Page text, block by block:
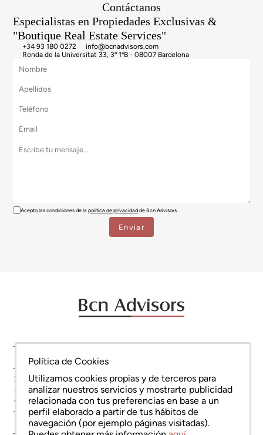
Contáctanos
Especialistas en Propiedades Exclusivas &
"Boutique Real Estate Services"
+34 93 180 0272
info@bcnadvisors.com
Ronda de la Universitat 33, 3º 1ªB - 08007 Barcelona
Acepto las condiciones de lapolítica de privacidadde Bcn Advisors
SERVICIOS
ZONAS
OBRA NUEVA
SOBRE NOSOTROS
Política de Cookies
Utilizamos cookies propias y de terceros para
analizar nuestros servicios y mostrarte publicidad
relacionada con tus preferencias en base a un
perfil elaborado a partir de tus hábitos de
navegación (por ejemplo páginas visitadas).